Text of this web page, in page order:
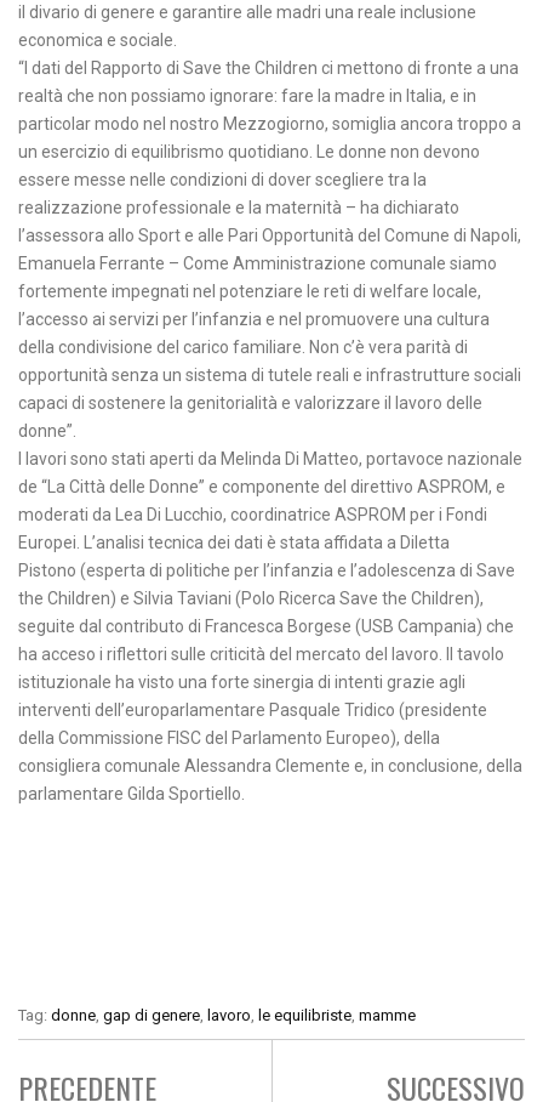
il divario di genere e garantire alle madri una reale inclusione
economica e sociale.
“I dati del Rapporto di Save the Children ci mettono di fronte a una
realtà che non possiamo ignorare: fare la madre in Italia, e in
particolar modo nel nostro Mezzogiorno, somiglia ancora troppo a
un esercizio di equilibrismo quotidiano. Le donne non devono
essere messe nelle condizioni di dover scegliere tra la
realizzazione professionale e la maternità – ha dichiarato
l’assessora allo Sport e alle Pari Opportunità del Comune di Napoli,
Emanuela Ferrante – Come Amministrazione comunale siamo
fortemente impegnati nel potenziare le reti di welfare locale,
l’accesso ai servizi per l’infanzia e nel promuovere una cultura
della condivisione del carico familiare. Non c’è vera parità di
opportunità senza un sistema di tutele reali e infrastrutture sociali
capaci di sostenere la genitorialità e valorizzare il lavoro delle
donne”.
I lavori sono stati aperti da Melinda Di Matteo, portavoce nazionale
de “La Città delle Donne” e componente del direttivo ASPROM, e
moderati da Lea Di Lucchio, coordinatrice ASPROM per i Fondi
Europei. L’analisi tecnica dei dati è stata affidata a Diletta
Pistono (esperta di politiche per l’infanzia e l’adolescenza di Save
the Children) e Silvia Taviani (Polo Ricerca Save the Children),
seguite dal contributo di Francesca Borgese (USB Campania) che
ha acceso i riflettori sulle criticità del mercato del lavoro. Il tavolo
istituzionale ha visto una forte sinergia di intenti grazie agli
interventi dell’europarlamentare Pasquale Tridico (presidente
della Commissione FISC del Parlamento Europeo), della
consigliera comunale Alessandra Clemente e, in conclusione, della
parlamentare Gilda Sportiello.
Tag: donne gap di genere lavoro le equilibriste mamme
PRECEDENTE SUCCESSIVO